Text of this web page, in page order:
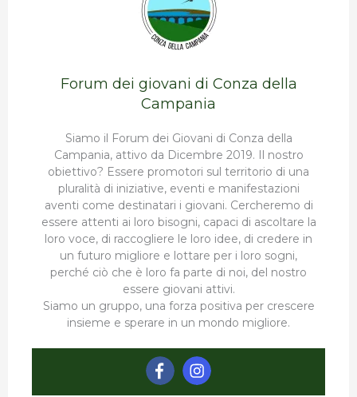
Forum dei giovani di Conza della
Campania
Siamo il Forum dei Giovani di Conza della
Campania, attivo da Dicembre 2019. Il nostro
obiettivo? Essere promotori sul territorio di una
pluralità di iniziative, eventi e manifestazioni
aventi come destinatari i giovani. Cercheremo di
essere attenti ai loro bisogni, capaci di ascoltare la
loro voce, di raccogliere le loro idee, di credere in
un futuro migliore e lottare per i loro sogni,
perché ciò che è loro fa parte di noi, del nostro
essere giovani attivi.
Siamo un gruppo, una forza positiva per crescere
insieme e sperare in un mondo migliore.